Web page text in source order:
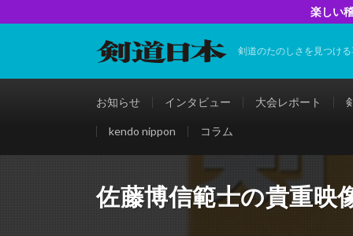
楽しい
剣道のたのしさを見つけ
お知らせ インタビュー 大会レポート
kendo nippon コラム
佐藤博信範士の貴重映